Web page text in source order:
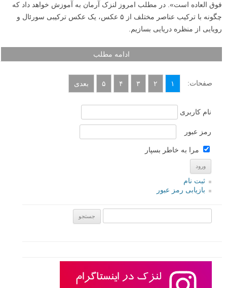
فوق العاده است». در مطلب امروز لنزک آرمان به آموزش خواهد داد که
چگونه با ترکیب عناصر مختلف از ۵ عکس، یک عکس ترکیبی سورئال و
رویایی از منظره دریایی بسازیم.
ادامه مطلب
صفحات: ۱ ۲ ۳ ۴ ۵ بعدی
نام کاربری
رمز عبور
مرا به خاطر بسپار
ثبت نام
بازیابی رمز عبور